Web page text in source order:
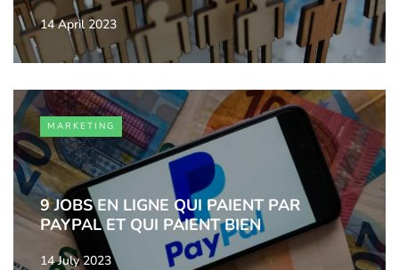
14 April 2023
MARKETING
9 JOBS EN LIGNE QUI PAIENT PAR
PAYPAL ET QUI PAIENT BIEN
14 July 2023